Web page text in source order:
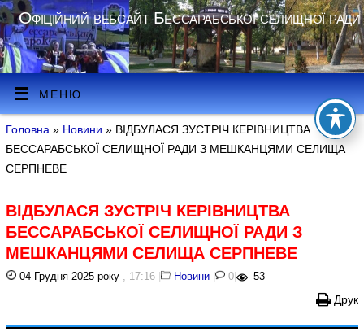
Офіційний вебсайт Бессарабської селищної ради
МЕНЮ
Головна » Новини » ВІДБУЛАСЯ ЗУСТРІЧ КЕРІВНИЦТВА
БЕССАРАБСЬКОЇ СЕЛИЩНОЇ РАДИ З МЕШКАНЦЯМИ СЕЛИЩА
СЕРПНЕВЕ
ВІДБУЛАСЯ ЗУСТРІЧ КЕРІВНИЦТВА
БЕССАРАБСЬКОЇ СЕЛИЩНОЇ РАДИ З
МЕШКАНЦЯМИ СЕЛИЩА СЕРПНЕВЕ
04 Грудня 2025 року , 17:16 | Новини | 0 | 53
Друк